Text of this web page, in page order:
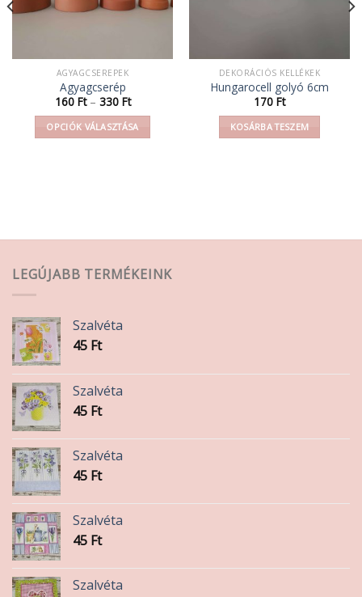
AGYAGCSEREPEK
Agyagcserép
160 Ft – 330 FtÁrtartomány:
-
330 Ft
OPCIÓK VÁLASZTÁSA
változatok
a
ki
DEKORÁCIÓS KELLÉKEK
Hungarocell golyó 6cm
170 Ft
KOSÁRBA TESZEM
LEGÚJABB TERMÉKEINK
Szalvéta
45 Ft
Szalvéta
45 Ft
Szalvéta
45 Ft
Szalvéta
45 Ft
Szalvéta